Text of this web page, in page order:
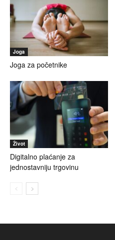
Joga
Joga za početnike
Život
Digitalno plaćanje za
jednostavniju trgovinu